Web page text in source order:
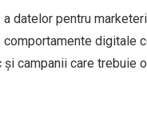
datelor pentru
digitale
campanii care trebuie